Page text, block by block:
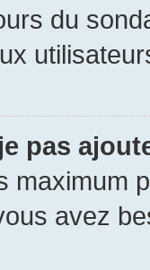
du
pas
maximum
avez